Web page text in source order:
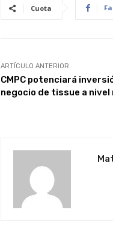
Cuota
ARTÍCULO ANTERIOR
CMPC potenciará
negocio de tissue a nivel